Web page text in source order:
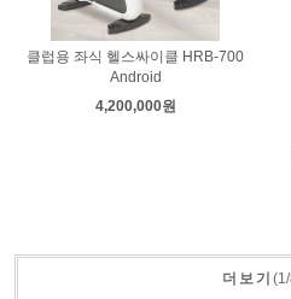
클럽용 좌식 헬스싸이클 HRB-700
Android
4,200,000원
더보기 (1/